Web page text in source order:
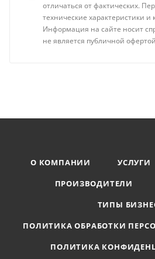
отличаться от фактических.
технические характеристики
Информация на сайте носит
не является публичной
О КОМПАНИИ УСЛУГИ
ПРОИЗВОДИТЕЛИ
ТИПЫ
ПОЛИТИКА ОБРАБОТКИ
ПОЛИТИКА